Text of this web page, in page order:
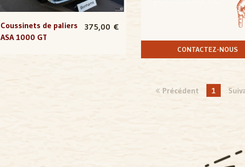
Coussinets de paliers
ASA 1000 GT
375,00 €
CONTACTEZ-NOUS
Précédent 1